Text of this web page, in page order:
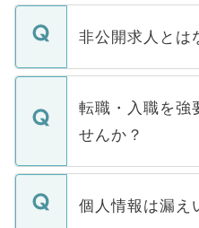
ご登録いただきま
登録内容を確認し
ます。通常、5営
いただきますので
非公開求人とは
マイナビ
うち約3割は、
けない「非公開求
下記の理由によっ
ません。
■応募殺到を避け
転職・入職を強
せんか？
転職・入職を強要
ん。また、仮に応
個人情報は漏え